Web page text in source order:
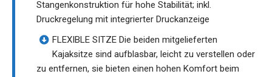
Stangenkonstruktion für hohe Stabilität; inkl.
Druckregelung mit integrierter Druckanzeige
FLEXIBLE SITZE Die beiden mitgelieferten
Kajaksitze sind aufblasbar, leicht zu verstellen oder
zu entfernen, sie bieten einen hohen Komfort beim